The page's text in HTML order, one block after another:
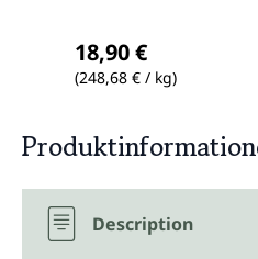
18,90 €
(248,68 € / kg)
Description